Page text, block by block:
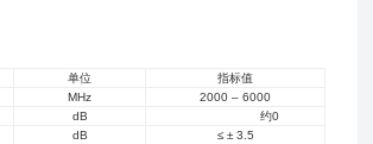
单位
指标值
MHz
2000 – 6000
dB
约0
dB
≤ ± 3.5